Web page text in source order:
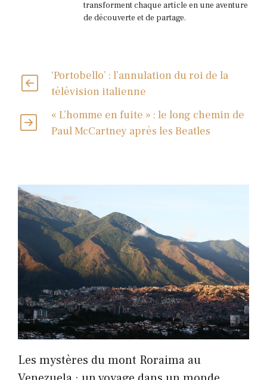
transforment chaque article en une aventure
de découverte et de partage.
‘Portobello’ : l’annulation du roi de la
télévision italienne
« L’homme en fuite » : le long chemin de
Paul McCartney après les Beatles
Les mystères du mont Roraima au